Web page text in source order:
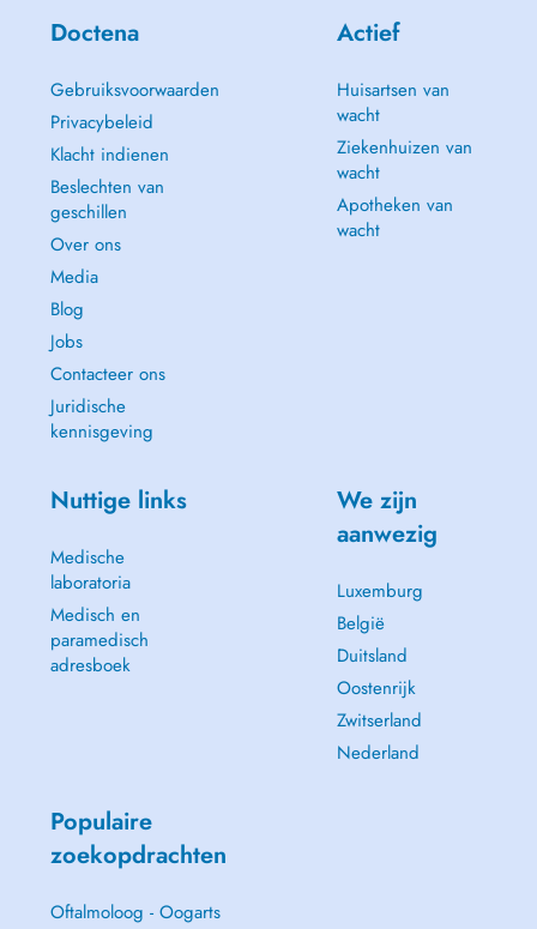
Doctena
Gebruiksvoorwaarden
Privacybeleid
Klacht indienen
Beslechten van
geschillen
Over ons
Media
Blog
Jobs
Contacteer ons
Juridische
kennisgeving
Actief
Huisartsen van
wacht
Ziekenhuizen van
wacht
Apotheken van
wacht
Nuttige links
Medische
laboratoria
Medisch en
paramedisch
adresboek
We zijn
aanwezig
Luxemburg
België
Duitsland
Oostenrijk
Zwitserland
Nederland
Populaire
zoekopdrachten
Oftalmoloog - Oogarts